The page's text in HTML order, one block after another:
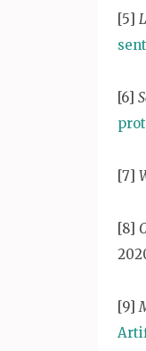
[5]
[6]
[7]
[8]
[9]